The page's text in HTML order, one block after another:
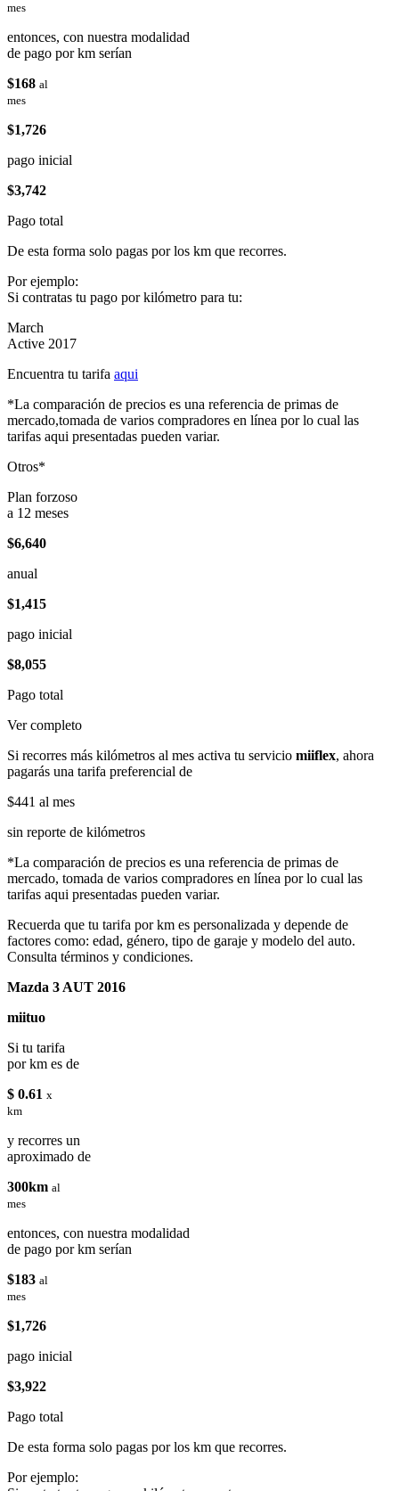
mes
entonces, con nuestra modalidad
de pago por km serían
$168 al
mes
$1,726
pago inicial
$3,742
Pago total
De esta forma solo pagas por los km que recorres.
Por ejemplo:
Si contratas tu pago por kilómetro para tu:
March
Active 2017
Encuentra tu tarifa aqui
*La comparación de precios es una referencia de primas de
mercado,tomada de varios compradores en línea por lo cual las
tarifas aqui presentadas pueden variar.
Otros*
Plan forzoso
a 12 meses
$6,640
anual
$1,415
pago inicial
$8,055
Pago total
Ver completo
Si recorres más kilómetros al mes activa tu servicio miiflex, ahora
pagarás una tarifa preferencial de
$441 al mes
sin reporte de kilómetros
*La comparación de precios es una referencia de primas de
mercado, tomada de varios compradores en línea por lo cual las
tarifas aqui presentadas pueden variar.
Recuerda que tu tarifa por km es personalizada y depende de
factores como: edad, género, tipo de garaje y modelo del auto.
Consulta términos y condiciones.
Mazda 3 AUT 2016
miituo
Si tu tarifa
por km es de
$ 0.61 x
km
y recorres un
aproximado de
300km al
mes
entonces, con nuestra modalidad
de pago por km serían
$183 al
mes
$1,726
pago inicial
$3,922
Pago total
De esta forma solo pagas por los km que recorres.
Por ejemplo: